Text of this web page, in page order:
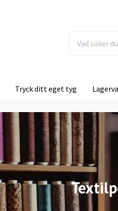
Tryck ditt eget tyg